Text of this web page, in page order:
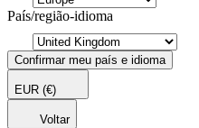
País/região-idioma
Confirmar meu país e idioma
EUR (€)
Voltar